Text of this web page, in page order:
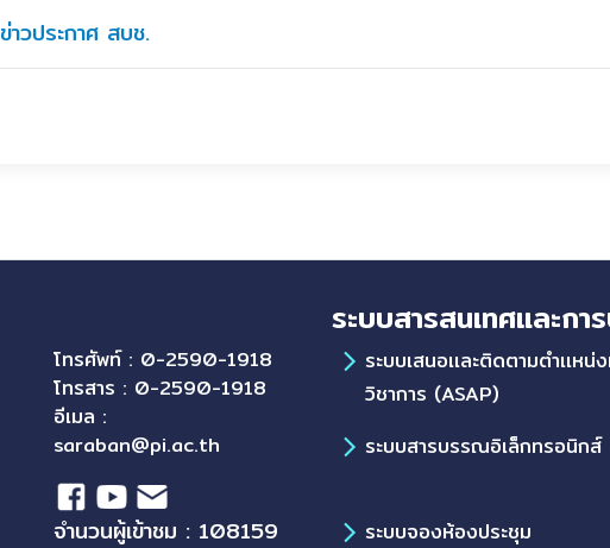
ข่าวประกาศ สบช.
โทรศัพท์ : 0-2590-1918
โทรสาร : 0-2590-1918
อีเมล :
saraban@pi.ac.th
จำนวนผู้เข้าชม : 108159
ระบบสารสนเทศและกา
ระบบเสนอเเละติดตามตำเเหน่
วิชาการ (ASAP)
ระบบสารบรรณอิเล็กทรอนิกส์
ระบบจองห้องประชุม